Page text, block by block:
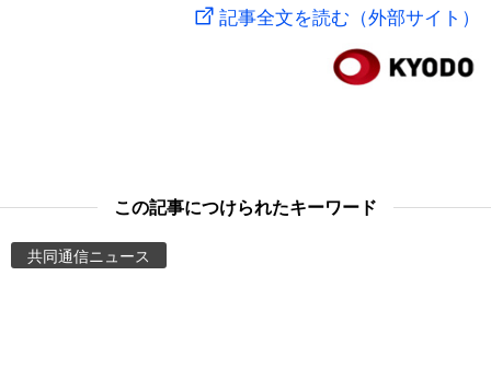
記事全文を読む（外部サイト）
この記事につけられたキーワード
共同通信ニュース